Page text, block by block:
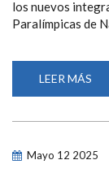
los nuevos
Paralímpicas de
LEER MÁS
Mayo 12 2025